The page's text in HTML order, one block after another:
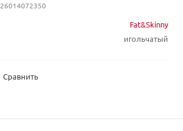
Fat&Skinny
игольчатый
Сравнить